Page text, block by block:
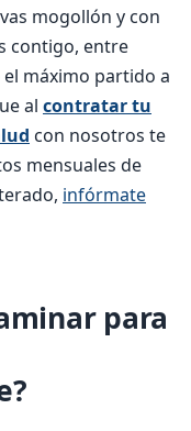
mogollón y con
contigo, entre
máximo partido a
al contratar tu
con nosotros te
mensuales de
infórmate
para